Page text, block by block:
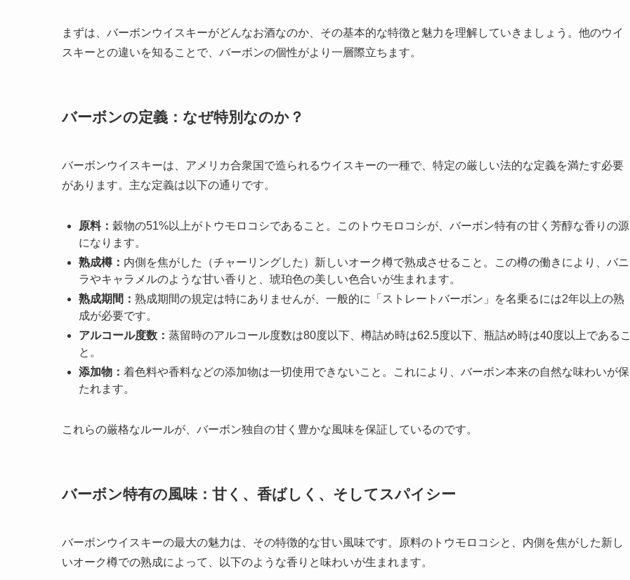
まずは、バーボンウイスキーがどんなお酒なのか、その基本的な特徴と魅力を理解していきましょう。他のウイ
スキーとの違いを知ることで、バーボンの個性がより一層際立ちます。
バーボンの定義：なぜ特別なのか？
バーボンウイスキーは、アメリカ合衆国で造られるウイスキーの一種で、特定の厳しい法的な定義を満たす必要
があります。主な定義は以下の通りです。
原料： 穀物の51%以上がトウモロコシであること。このトウモロコシが、バーボン特有の甘く芳醇な香りの源
になります。
熟成樽： 内側を焦がした（チャーリングした）新しいオーク樽で熟成させること。この樽の働きにより、バニ
ラやキャラメルのような甘い香りと、琥珀色の美しい色合いが生まれます。
熟成期間： 熟成期間の規定は特にありませんが、一般的に「ストレートバーボン」を名乗るには2年以上の熟
成が必要です。
アルコール度数： 蒸留時のアルコール度数は80度以下、樽詰め時は62.5度以下、瓶詰め時は40度以上であるこ
と。
添加物： 着色料や香料などの添加物は一切使用できないこと。これにより、バーボン本来の自然な味わいが保
たれます。
これらの厳格なルールが、バーボン独自の甘く豊かな風味を保証しているのです。
バーボン特有の風味：甘く、香ばしく、そしてスパイシー
バーボンウイスキーの最大の魅力は、その特徴的な甘い風味です。原料のトウモロコシと、内側を焦がした新し
いオーク樽での熟成によって、以下のような香りと味わいが生まれます。